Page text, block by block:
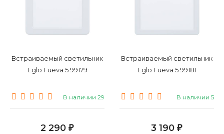
Встраиваемый светильник
Eglo Fueva 5 99179
В наличии 29
2 290 ₽
Встраиваемый светильник
Eglo Fueva 5 99181
В наличии 5
3 190 ₽